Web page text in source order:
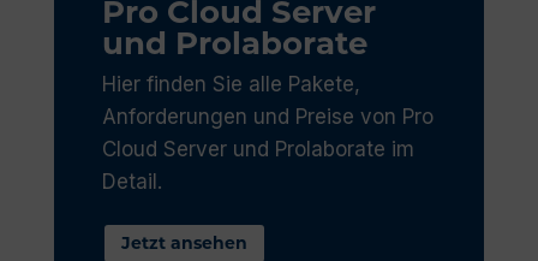
Pro Cloud Server
und Prolaborate
Hier finden Sie alle Pakete,
Anforderungen und Preise von Pro
Cloud Server und Prolaborate im
Detail.
Jetzt ansehen